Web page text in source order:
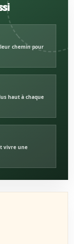
chemin pour
haut à chaque
vivre une